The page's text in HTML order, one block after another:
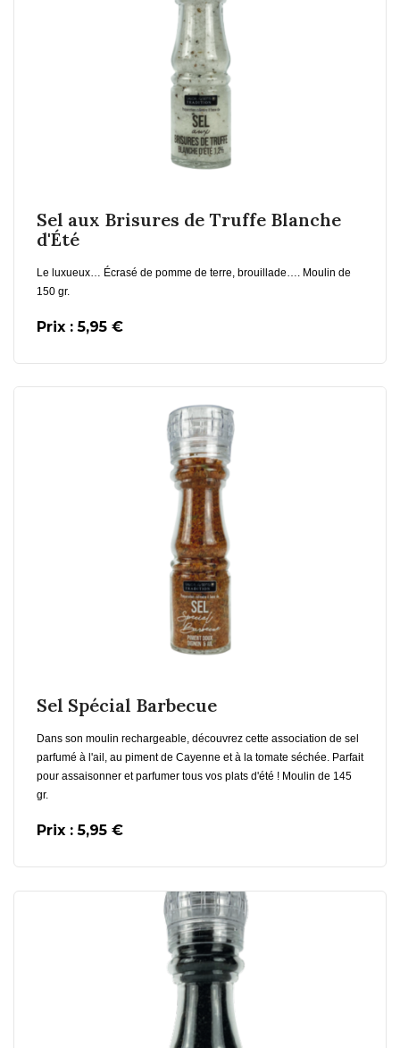
Sel aux Brisures de Truffe Blanche
d'Été
Le luxueux… Écrasé de pomme de terre, brouillade…. Moulin de
150 gr.
Prix : 5,95 €
En savoir plus
Sel Spécial Barbecue
Dans son moulin rechargeable, découvrez cette association de sel
parfumé à l'ail, au piment de Cayenne et à la tomate séchée. Parfait
pour assaisonner et parfumer tous vos plats d'été ! Moulin de 145
gr.
Prix : 5,95 €
En savoir plus